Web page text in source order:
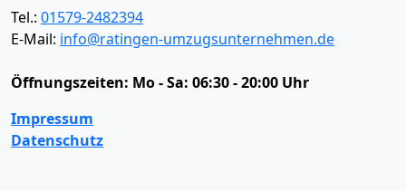
Tel.: 01579-2482394
E-Mail: info@ratingen-umzugsunternehmen.de
Öffnungszeiten: Mo - Sa: 06:30 - 20:00 Uhr
Impressum
Datenschutz